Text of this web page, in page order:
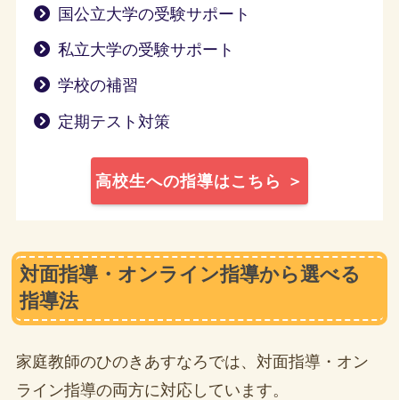
国公立大学の受験サポート
私立大学の受験サポート
学校の補習
定期テスト対策
高校生への指導はこちら ＞
対面指導・オンライン指導から選べる
指導法
家庭教師のひのきあすなろでは、対面指導・オン
ライン指導の両方に対応しています。